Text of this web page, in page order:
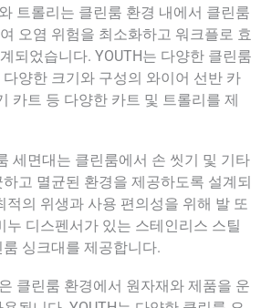
트롤리는 클린룸 환경 내에서 클린룸
오염 위험을 최소화하고 워크플로 효
되었습니다. YOUTH는 다양한 클린룸
양한 크기와 구성의 와이어 선반 카
카트 등 다양한 카트 및 트롤리를 제
세면대는 클린룸에서 손 씻기 및 기타
고 멸균된 환경을 제공하도록 설계되
적의 위생과 사용 편의성을 위해 발 또
누 디스펜서가 있는 스테인리스 스틸
싱크대를 제공합니다.
클린룸 환경에서 원자재와 제품을 운